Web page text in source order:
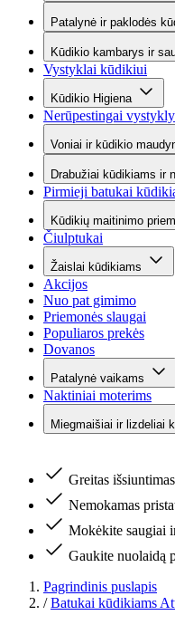
Patalynė ir paklodės
Kūdikio kambarys ir
Vystyklai kūdikiui
Kūdikio Higiena
Nerūpestingai
Voniai ir kūdikio
Drabužiai kūdikiams ir
Pirmieji batukai
Kūdikių maitinimo
Čiulptukai
Žaislai kūdikiams
Akcijos
Nuo pat gimimo
Priemonės slaugai
Populiaros prekės
Dovanos
Patalynė vaikams
Naktiniai moterims
Miegmaišiai ir lizdeliai
Greitas
Nemokamas
Mokėkite saugiai
Gaukite nuolaidą
Pagrindinis puslapis
/ Batukai kūdikiams